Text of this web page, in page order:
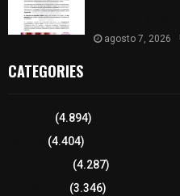
agosto 7, 2026
CATEGORIES
(4.894)
(4.404)
(4.287)
(3.346)